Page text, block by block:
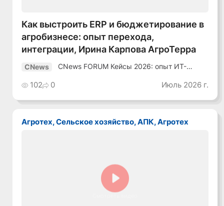
Как выстроить ERP и бюджетирование в
агробизнесе: опыт перехода,
интеграции, Ирина Карпова АгроТерра
CNews
CNews FORUM Кейсы 2026: опыт ИТ-
102 0 Июль 2026 г.
Агротех, Сельское хозяйство, АПК, Агротех